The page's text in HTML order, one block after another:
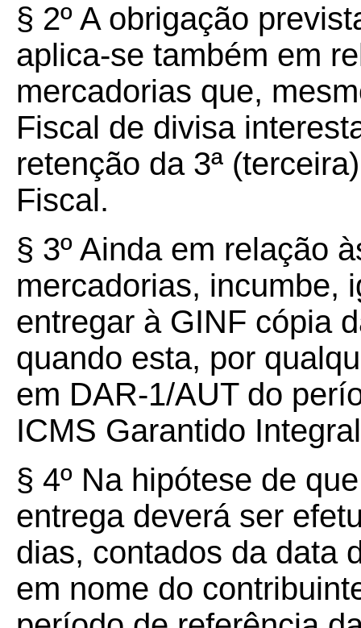
§ 2º A obrigação
aplica-se também em
mercadorias que,
Fiscal de divisa
retenção da 3ª
Fiscal.
§ 3º Ainda em relação
mercadorias, incumbe,
entregar à GINF cópia
quando esta, por
em DAR-1/AUT do
ICMS Garantido
§ 4º Na hipótese de
entrega deverá ser
dias, contados da data
em nome do